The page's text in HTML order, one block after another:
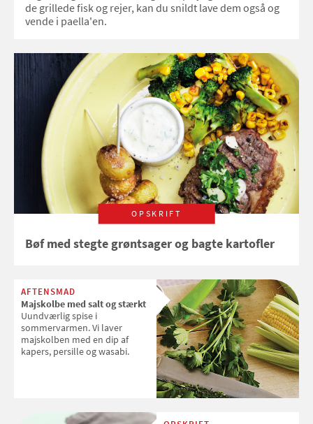
de grillede fisk og rejer, kan du snildt lave dem også og
vende i paella'en.
OPSKRIFT
Bøf med stegte grøntsager og bagte kartofler
AFTENSMAD
Majskolbe med salt og stærkt
Uundværlig spise i
sommervarmen. Vi laver
majskolben med en dip af
kapers, persille og wasabi.